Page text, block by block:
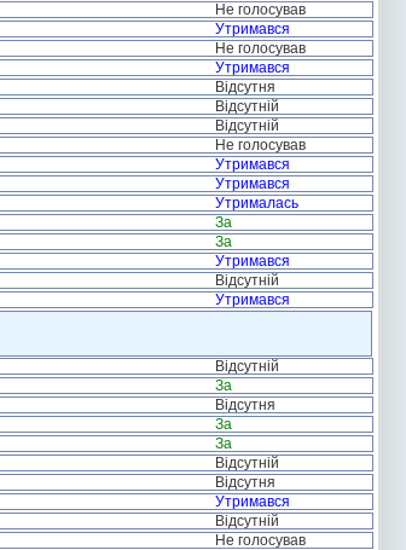
Не голосував
Утримався
Не голосував
Утримався
Відсутня
Відсутній
Відсутній
Не голосував
Утримався
Утримався
Утрималась
За
За
Утримався
Відсутній
Утримався
Відсутній
За
Відсутня
За
За
Відсутній
Відсутня
Утримався
Відсутній
Не голосував